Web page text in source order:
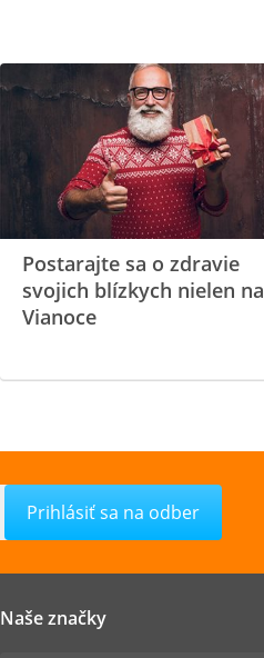
Postarajte sa o zdravie
svojich blízkych nielen na
Vianoce
Naše značky